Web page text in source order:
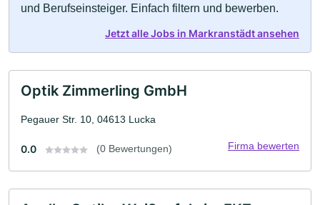
und Berufseinsteiger. Einfach filtern und bewerben.
Jetzt alle Jobs in Markranstädt ansehen
Optik Zimmerling GmbH
Pegauer Str. 10, 04613 Lucka
0.0 (0 Bewertungen) Firma bewerten